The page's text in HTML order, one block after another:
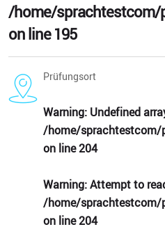
/home/sprachtestcom/
on line195
Prüfungsort
Warning: Undefined
/home/sprachtestcom/
on line204
Warning: Attempt to
/home/sprachtestcom/
on line204